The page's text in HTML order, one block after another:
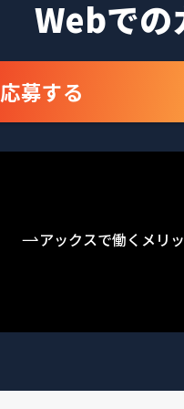
Webでの
応募する
アックスで働くメリ